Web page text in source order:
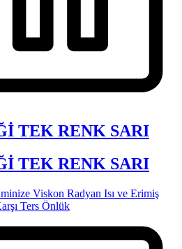
TEK RENK SARI
TEK RENK SARI